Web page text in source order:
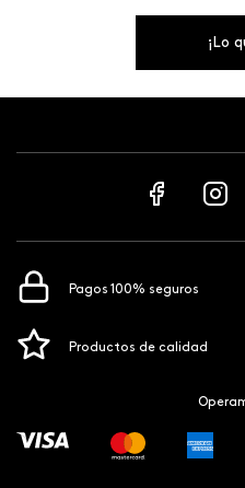
¡Lo
Pagos 100% seguros
Productos de calidad